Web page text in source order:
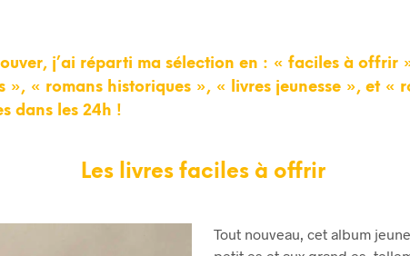
j’ai réparti ma sélection en : « faciles à offrir
», « romans historiques », « livres jeunesse », et «
dans les 24h !
Les livres faciles à offrir
Tout nouveau, cet album